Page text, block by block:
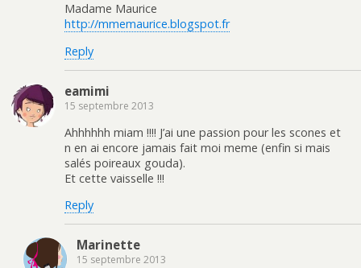
Madame Maurice
http://mmemaurice.blogspot.fr
Reply
eamimi
15 septembre 2013
Ahhhhhh miam !!!! J’ai une passion pour les scones et
n en ai encore jamais fait moi meme (enfin si mais
salés poireaux gouda).
Et cette vaisselle !!!
Reply
Marinette
15 septembre 2013